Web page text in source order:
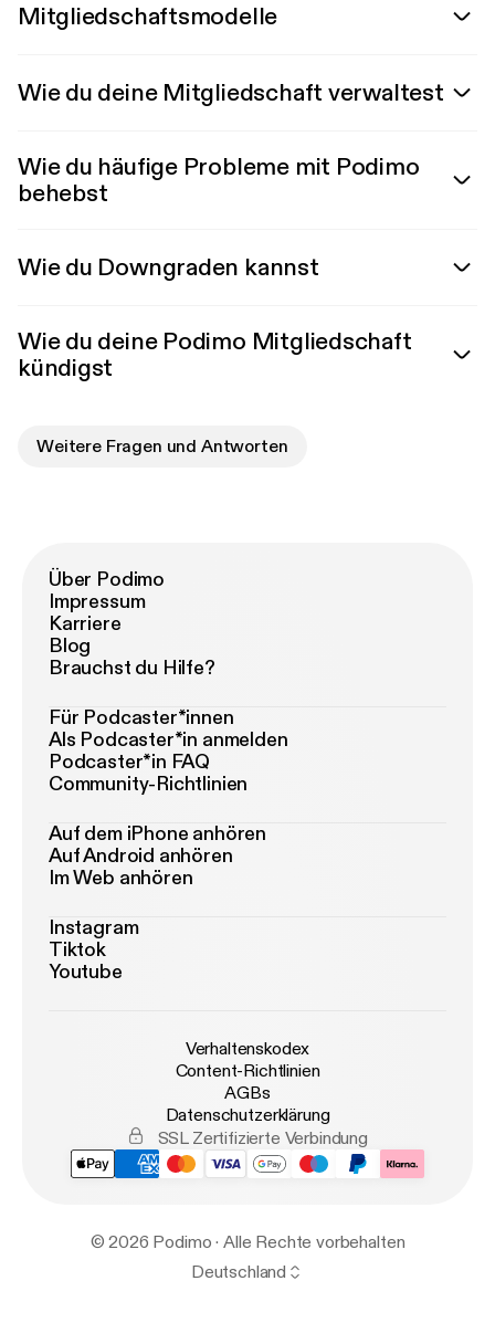
Mitgliedschaftsmodelle
Wie du deine Mitgliedschaft verwaltest
Wie du häufige Probleme mit Podimo
behebst
Wie du Downgraden kannst
Wie du deine Podimo Mitgliedschaft
kündigst
Weitere Fragen und Antworten
Über Podimo
Impressum
Karriere
Blog
Brauchst du Hilfe?
Für Podcaster*innen
Als Podcaster*in anmelden
Podcaster*in FAQ
Community-Richtlinien
Auf dem iPhone anhören
Auf Android anhören
Im Web anhören
Instagram
Tiktok
Youtube
Verhaltenskodex
Content-Richtlinien
AGBs
Datenschutzerklärung
SSL Zertifizierte Verbindung
© 2026 Podimo · Alle Rechte vorbehalten
Deutschland